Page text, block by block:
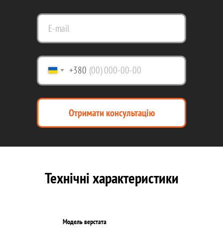
+380
Отримати консультацію
Технічні характеристики
Модель верстата